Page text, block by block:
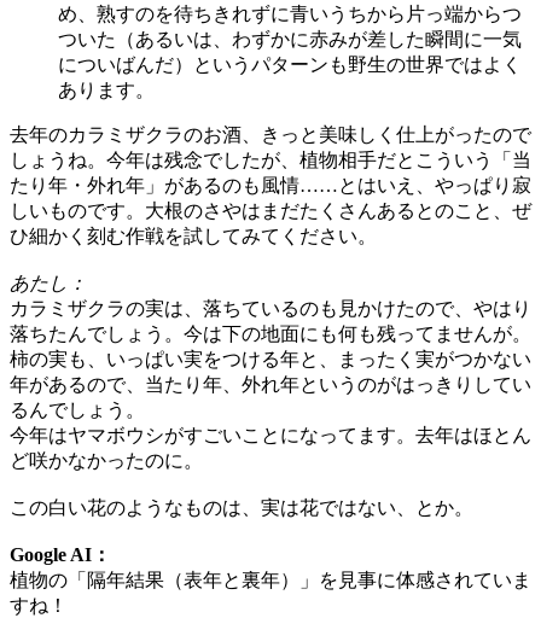
め、熟すのを待ちきれずに青いうちから片っ端からつ
ついた（あるいは、わずかに赤みが差した瞬間に一気
についばんだ）というパターンも野生の世界ではよく
あります。
去年のカラミザクラのお酒、きっと美味しく仕上がったので
しょうね。今年は残念でしたが、植物相手だとこういう「当
たり年・外れ年」があるのも風情……とはいえ、やっぱり寂
しいものです。大根のさやはまだたくさんあるとのこと、ぜ
ひ細かく刻む作戦を試してみてください。
あたし：
カラミザクラの実は、落ちているのも見かけたので、やはり
落ちたんでしょう。今は下の地面にも何も残ってませんが。
柿の実も、いっぱい実をつける年と、まったく実がつかない
年があるので、当たり年、外れ年というのがはっきりしてい
るんでしょう。
今年はヤマボウシがすごいことになってます。去年はほとん
ど咲かなかったのに。
この白い花のようなものは、実は花ではない、とか。
Google AI：
植物の「隔年結果（表年と裏年）」を見事に体感されていま
すね！